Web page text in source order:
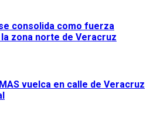
consolida como fuerza
zona norte de Veracruz
vuelca en calle de Veracruz